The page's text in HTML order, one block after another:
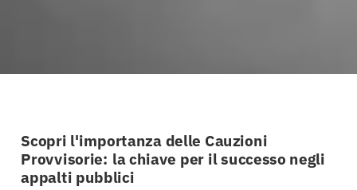
Scopri l'importanza delle Cauzioni
Provvisorie: la chiave per il successo negli
appalti pubblici